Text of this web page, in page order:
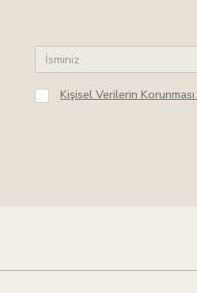
Kişisel Verilerin